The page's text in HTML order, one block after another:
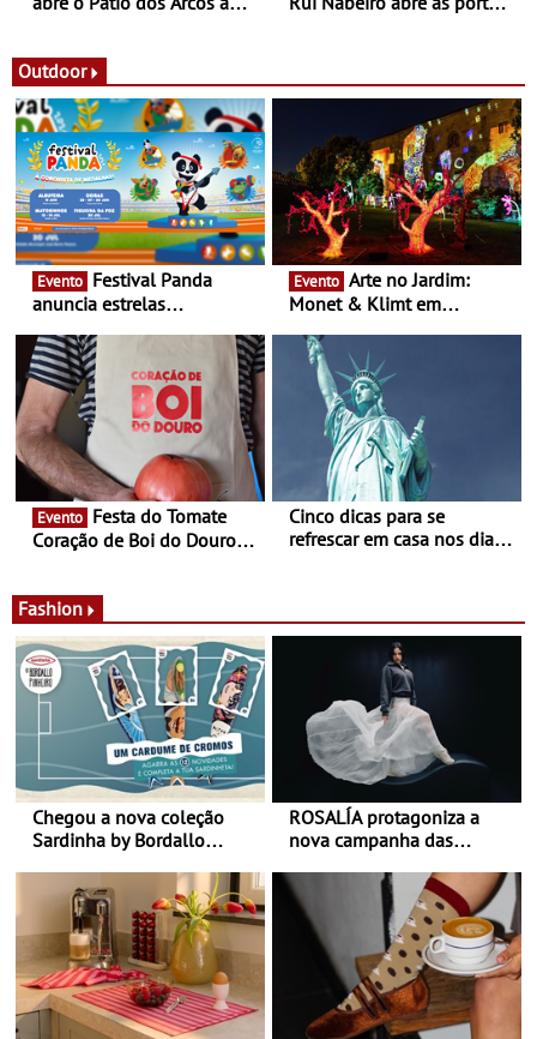
16 de agosto
Outdoor
Evento
anuncia estrelas
- Entre Junho e Julho pelo
país
Evento
Monet & Klimt em
ao final de Setembro -
Experiência luminosa no
jardim do Museu de
Alberto Sampaio
Evento
Coração de Boi do Douro -
Cinco dicas para se
refrescar em casa nos dias
Fashion
Chegou a nova coleção
Sardinha by Bordallo
ROSALÍA protagoniza a
nova campanha das
Balance